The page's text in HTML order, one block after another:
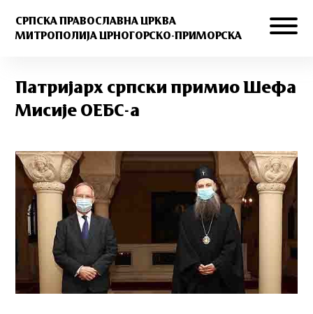
СРПСКА ПРАВОСЛАВНА ЦРКВА
МИТРОПОЛИЈА ЦРНОГОРСКО-ПРИМОРСКА
Патријарх српски примио Шефа
Мисије ОЕБС-а